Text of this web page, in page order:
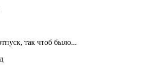
так чтоб было...